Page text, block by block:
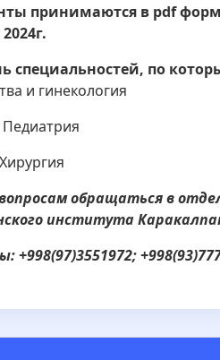
принимаются в pdf
специальностей, по
и гинекология
Педиатрия
обращаться в
института
+998(97)3551972;